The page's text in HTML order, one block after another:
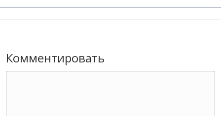
Комментировать